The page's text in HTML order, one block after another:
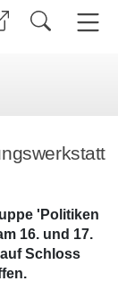
'Politiken
16. und 17.
Schloss